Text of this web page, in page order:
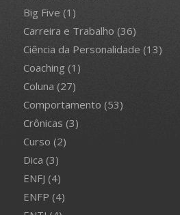
Big Five (1)
Carreira e Trabalho (36)
Ciência da Personalidade (13)
Coaching (1)
Coluna (27)
Comportamento (53)
Crônicas (3)
Curso (2)
Dica (3)
ENFJ (4)
ENFP (4)